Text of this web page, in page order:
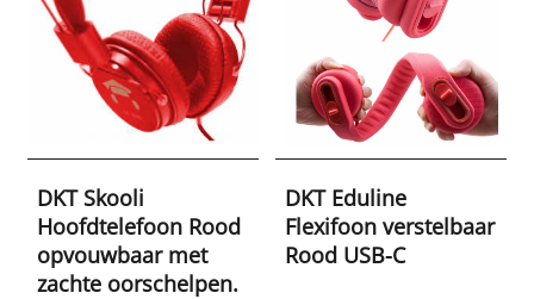
DKT Skooli
Hoofdtelefoon Rood
opvouwbaar met
zachte oorschelpen.
DKT Eduline
Flexifoon verstelbaar
Rood USB-C